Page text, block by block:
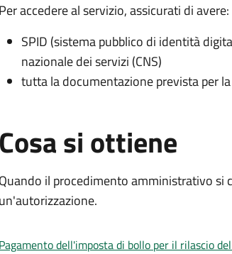
Per accedere al servizio, assicurati di avere:
SPID (sistema pubblico di identità
nazionale dei servizi (CNS)
tutta la documentazione prevista per
Cosa si ottiene
Quando il procedimento amministrativo si
un'autorizzazione.
Pagamento dell'imposta di bollo per il rilascio